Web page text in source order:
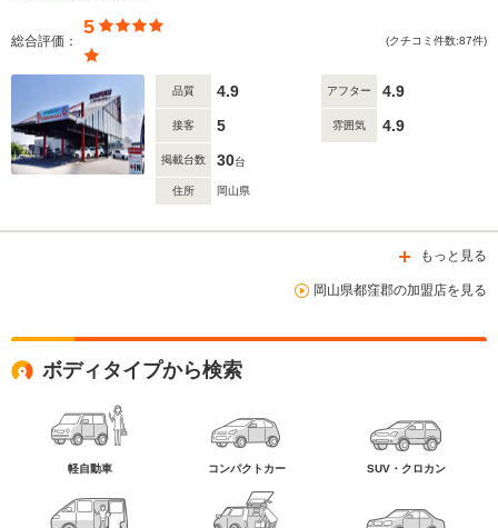
総合評価：
5
(クチコミ件数:87件)
品質 4.9 アフター 4.9
接客 5 雰囲気 4.9
掲載台数 30台
住所 岡山県
もっと見る
岡山県都窪郡の加盟店を見る
ボディタイプから検索
軽自動車 コンパクトカー SUV・クロカン